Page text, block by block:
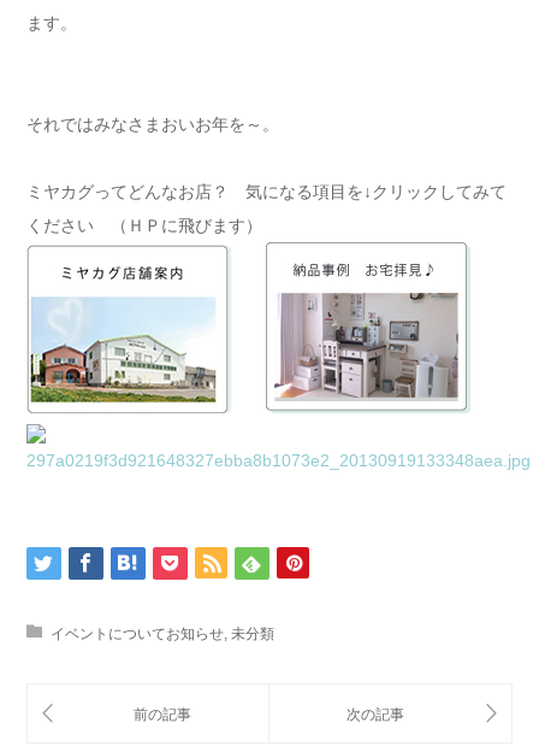
ます。
それではみなさまおいお年を～。
ミヤカグってどんなお店？ 気になる項目を↓クリックしてみて
ください （ＨＰに飛びます）
イベントについてお知らせ 未分類